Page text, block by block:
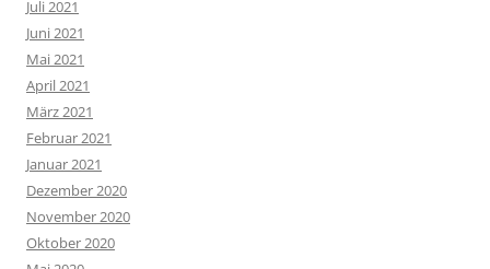
Juli 2021
Juni 2021
Mai 2021
April 2021
März 2021
Februar 2021
Januar 2021
Dezember 2020
November 2020
Oktober 2020